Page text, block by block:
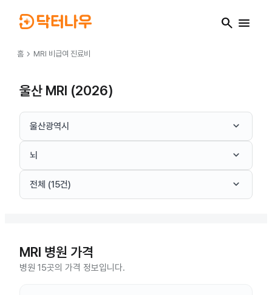
search menu
홈 chevron_right MRI 비급여 진료비
울산 MRI (2026)
울산광역시 keyboard_arrow_down
뇌 keyboard_arrow_down
전체 (15건) keyboard_arrow_down
MRI 병원 가격
병원 15곳의 가격 정보입니다.